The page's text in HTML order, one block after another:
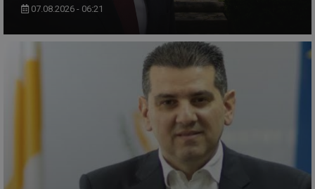
07.08.2026 - 06:21
YouTube
.youtube.com